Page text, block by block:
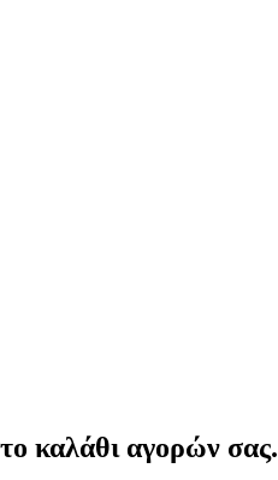
καλάθι αγορών σας.